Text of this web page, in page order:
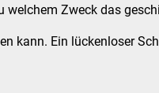
welchem Zweck das
kann. Ein lückenloser